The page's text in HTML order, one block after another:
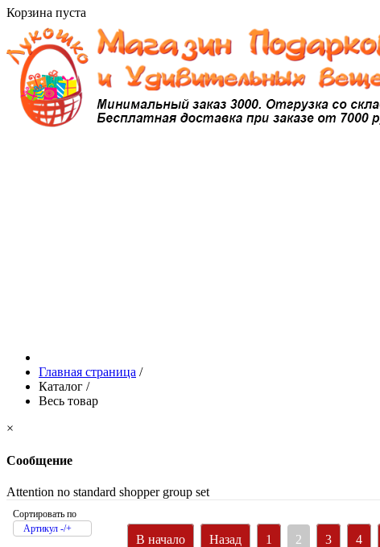
Корзина пуста
Главная страница /
Каталог /
Весь товар
×
Сообщение
Attention no standard shopper group set
Сортировать по
Артикул -/+
В начало Назад 1 2 3 4